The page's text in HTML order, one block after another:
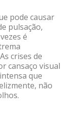
pode causar
pulsação,
é
crises de
cansaço visual
que
não